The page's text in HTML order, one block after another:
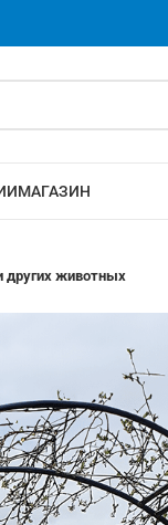
МАГАЗИН
других животных